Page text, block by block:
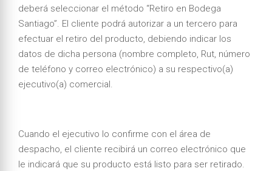
deberá seleccionar el método “Retiro en Bodega
Santiago”. El cliente podrá autorizar a un tercero para
efectuar el retiro del producto, debiendo indicar los
datos de dicha persona (nombre completo, Rut, número
de teléfono y correo electrónico) a su respectivo(a)
ejecutivo(a) comercial.
Cuando el ejecutivo lo confirme con el área de
despacho, el cliente recibirá un correo electrónico que
le indicará que su producto está listo para ser retirado.